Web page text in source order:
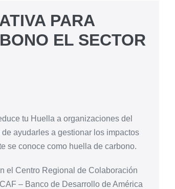
PARA
EL SECTOR
tu Huella a organizaciones del
ayudarles a gestionar los impactos
se conoce como huella de carbono.
el Centro Regional de Colaboración
– Banco de Desarrollo de América